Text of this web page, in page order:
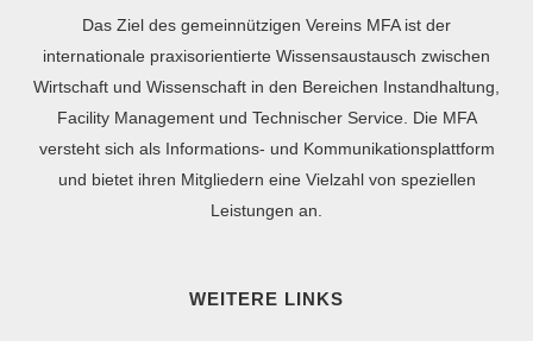
Das Ziel des gemeinnützigen Vereins MFA ist der
internationale praxisorientierte Wissensaustausch zwischen
Wirtschaft und Wissenschaft in den Bereichen Instandhaltung,
Facility Management und Technischer Service. Die MFA
versteht sich als Informations- und Kommunikationsplattform
und bietet ihren Mitgliedern eine Vielzahl von speziellen
Leistungen an.
WEITERE LINKS